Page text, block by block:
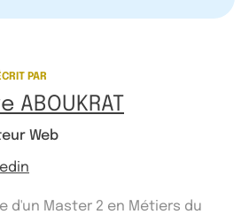
PAR
ABOUKRAT
Web
d'un Master 2 en Métiers du